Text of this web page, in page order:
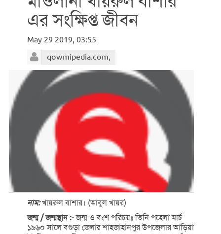
এর সংক্ষিপ্ত জীবন
May 29 2019, 03:55
qowmipedia.com,
নাম:খায়রুল বাশার। (আবুল খায়র)
জন্ম / জন্মস্থান :-জন্ম ও বংশ পরিচয়ঃ তিনি পহেলা মার্চ
১৯৬০ সালে বগুড়া জেলার শাহজাহানপুর উপজেলার আড়িয়া